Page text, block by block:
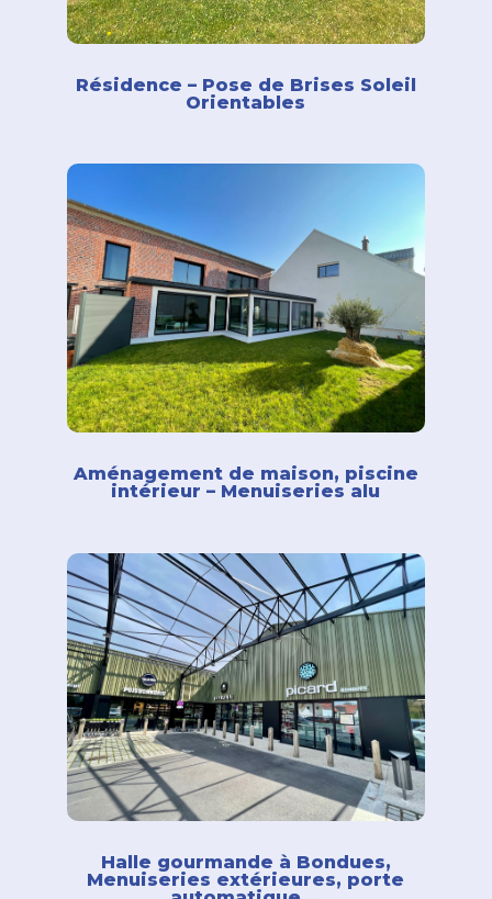
Résidence – Pose de Brises Soleil
Orientables
Aménagement de maison, piscine
intérieur – Menuiseries alu
Halle gourmande à Bondues,
Menuiseries extérieures, porte